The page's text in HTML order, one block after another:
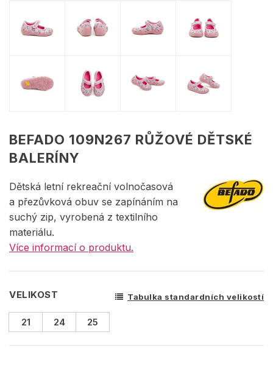
BEFADO 109N267 RŮŽOVÉ DĚTSKÉ
BALERÍNY
Dětská letní rekreační volnočasová
a přezůvková obuv se zapínáním na
suchý zip, vyrobená z textilního
materiálu.
Více informací o produktu.
VELIKOST Tabulka standardních velikostí
21 24 25